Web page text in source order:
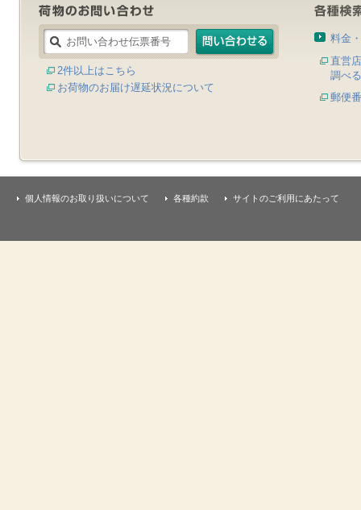
2件以上はこちら
お荷物のお届け遅延状況について
料金
直営
調べる
郵便
個人情報のお取り扱いについて 各種約款 サイトのご利用にあたって